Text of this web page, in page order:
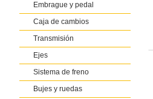
Embrague y pedal
Caja de cambios
Transmisión
Ejes
Sistema de freno
Bujes y ruedas